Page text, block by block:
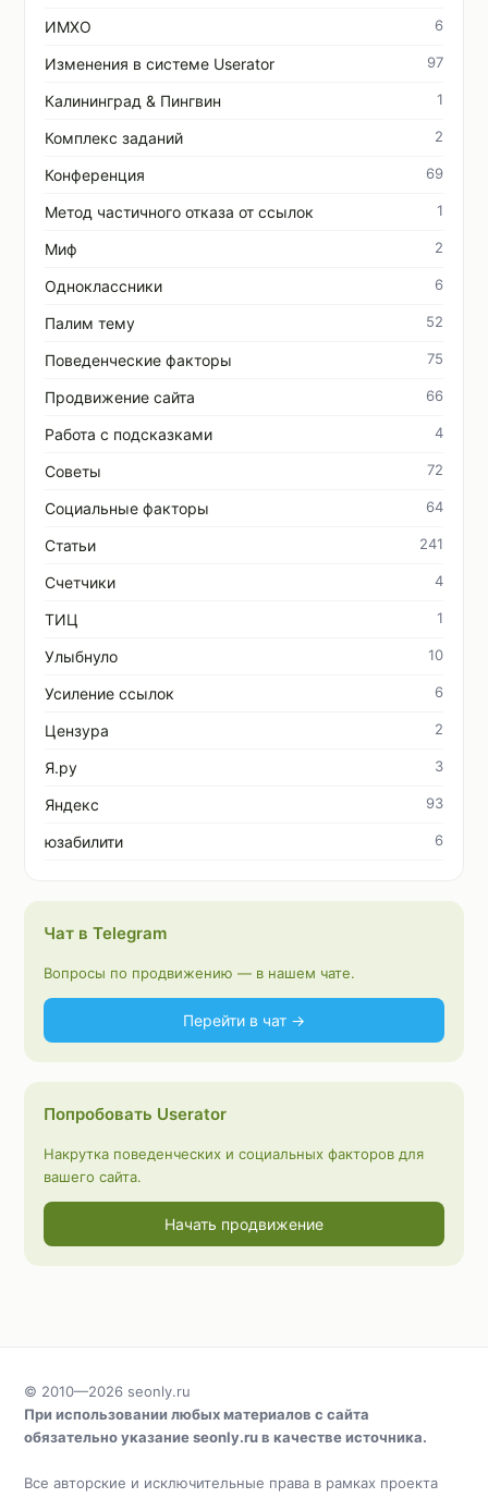
ИМХО 6
Изменения в системе Userator 97
Калининград & Пингвин 1
Комплекс заданий 2
Конференция 69
Метод частичного отказа от ссылок 1
Миф 2
Одноклассники 6
Палим тему 52
Поведенческие факторы 75
Продвижение сайта 66
Работа с подсказками 4
Советы 72
Социальные факторы 64
Статьи 241
Счетчики 4
ТИЦ 1
Улыбнуло 10
Усиление ссылок 6
Цензура 2
Я.ру 3
Яндекс 93
юзабилити 6
Чат в Telegram
Вопросы по продвижению — в нашем чате.
Перейти в чат →
Попробовать Userator
Накрутка поведенческих и социальных факторов для
вашего сайта.
Начать продвижение
© 2010—2026 seonly.ru
При использовании любых материалов с сайта
обязательно указаниеseonly.ruв качестве источника.
Все авторские и исключительные права в рамках проекта